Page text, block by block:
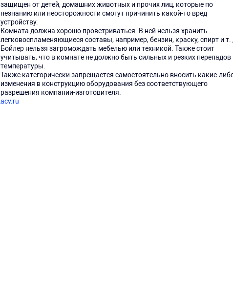
защищен от детей, домашних животных и прочих лиц, которые по
незнанию или неосторожности смогут причинить какой-то вред
устройству.
Комната должна хорошо проветриваться. В ней нельзя хранить
легковоспламеняющиеся составы, например, бензин, краску, спирт и т.
Бойлер нельзя загромождать мебелью или техникой. Также стоит
учитывать, что в комнате не должно быть сильных и резких перепадов
температуры.
Также категорически запрещается самостоятельно вносить какие-
изменения в конструкцию оборудования без соответствующего
разрешения компании-изготовителя.
acv.ru